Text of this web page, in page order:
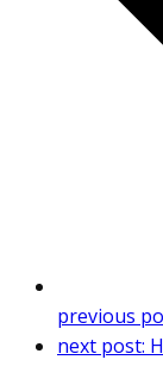
previous
next post: